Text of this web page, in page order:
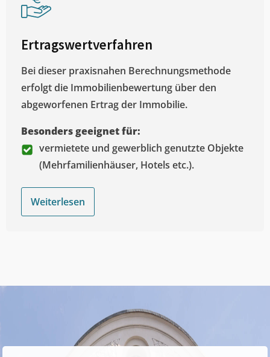
Ertragswertverfahren
Bei dieser praxisnahen Berechnungsmethode
erfolgt die Immobilienbewertung über den
abgeworfenen Ertrag der Immobilie.
Besonders geeignet für:
vermietete und gewerblich genutzte Objekte
(Mehrfamilienhäuser, Hotels etc.).
Weiterlesen